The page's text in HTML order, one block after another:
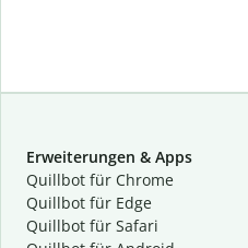
Erweiterungen & Apps
Quillbot für Chrome
Quillbot für Edge
Quillbot für Safari